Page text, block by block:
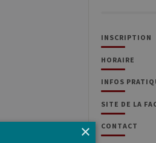
INSCRIPTION
HORAIRE
INFOS
SITE DE LA
CONTACT
×